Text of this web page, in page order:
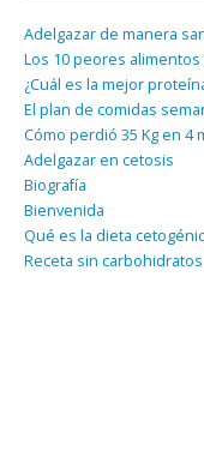
Adelgazar de manera
Los 10 peores
¿Cuál es la mejor
El plan de comidas
Cómo perdió 35 Kg en 4
Adelgazar en cetosis
Biografía
Bienvenida
Qué es la dieta
Receta sin